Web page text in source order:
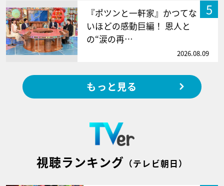
5
『ポツンと一軒家』かつてな
いほどの感動巨編！ 恩人と
の“涙の再…
2026.08.09
もっと見る
視聴ランキング （テレビ朝日）